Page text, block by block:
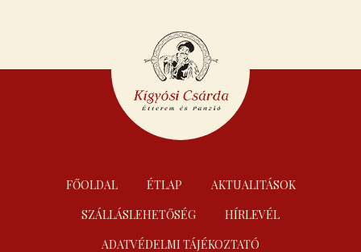
FŐOLDAL ÉTLAP
AKTUALITÁSOK
SZÁLLÁSLEHETŐSÉG
HÍRLEVÉL
ADATVÉDELMI TÁJÉKOZTATÓ